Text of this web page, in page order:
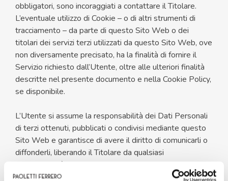
obbligatori, sono incoraggiati a contattare il Titolare.
L’eventuale utilizzo di Cookie – o di altri strumenti di
tracciamento – da parte di questo Sito Web o dei
titolari dei servizi terzi utilizzati da questo Sito Web, ove
non diversamente precisato, ha la finalità di fornire il
Servizio richiesto dall’Utente, oltre alle ulteriori finalità
descritte nel presente documento e nella Cookie Policy,
se disponibile.
L’Utente si assume la responsabilità dei Dati Personali
di terzi ottenuti, pubblicati o condivisi mediante questo
Sito Web e garantisce di avere il diritto di comunicarli o
diffonderli, liberando il Titolare da qualsiasi
responsabilità verso terzi.